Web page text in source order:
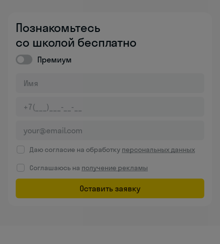
Познакомьтесь
со школой бесплатно
Премиум
Даю согласие на обработку персональных данных
Соглашаюсь на получение рекламы
Оставить заявку